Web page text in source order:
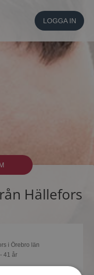
LOGGA IN
Hällefors
i Örebro län
41 år